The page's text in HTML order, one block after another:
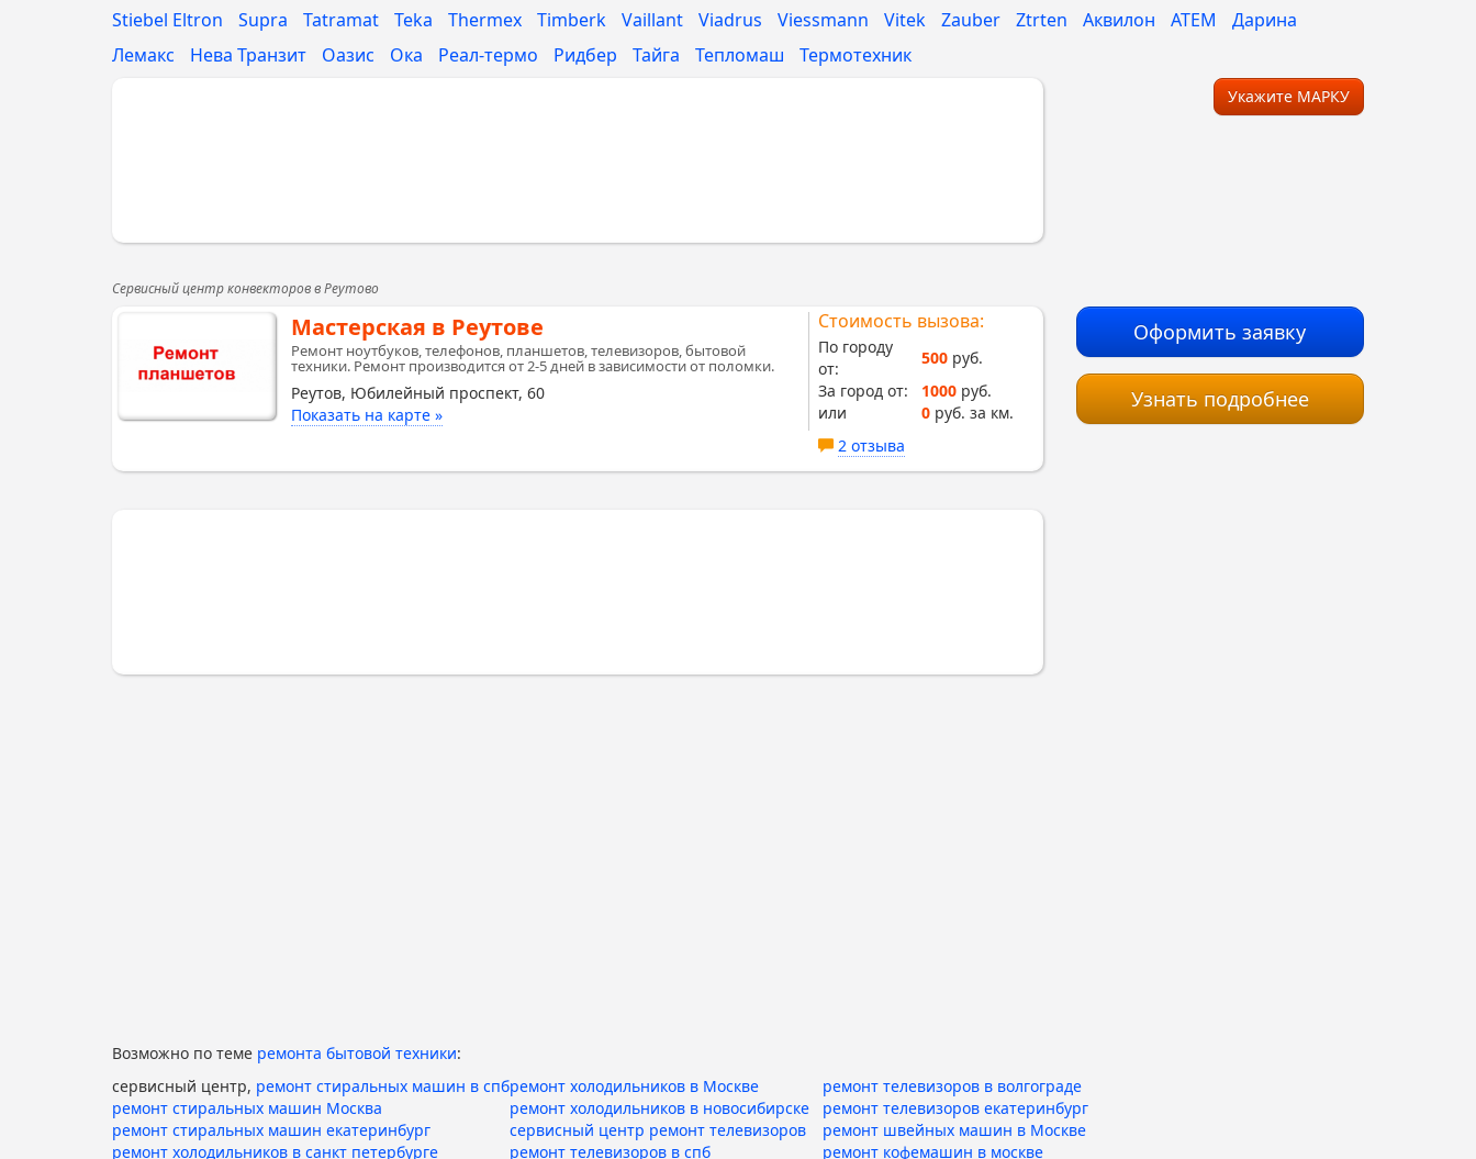
Stiebel Eltron
Supra Tatramat Teka Thermex Timberk Vaillant Viadrus Viessmann Vitek Zauber Ztrten Аквилон АТЕМ
Дарина
Лемакс
Нева Транзит Оазис Ока Реал-термо Ридбер Тайга Тепломаш Термотехник
Укажите МАРКУ
Сервисный центр конвекторов в Реутово
Мастерская в Реутове
Ремонт ноутбуков, телефонов, планшетов, телевизоров, бытовой
техники. Ремонт производится от 2-5 дней в зависимости от поломки.
Реутов, Юбилейный проспект, 60
Показать на карте »
Стоимость вызова:
По городу
от:
500руб.
За город от:
1000руб.
или
0руб. за км.
2 отзыва
Оформить заявку
Узнать подробнее
Возможно по теме ремонта бытовой техники:
сервисный центр, ремонт стиральных машин в спбремонт холодильников в Москве
ремонт телевизоров в волгограде
ремонт стиральных машин Москва
ремонт холодильников в новосибирске
ремонт телевизоров екатеринбург
ремонт стиральных машин екатеринбург
сервисный центр ремонт телевизоров
ремонт швейных машин в Москве
ремонт холодильников в санкт петербурге
ремонт телевизоров в спб ремонт кофемашин в москве